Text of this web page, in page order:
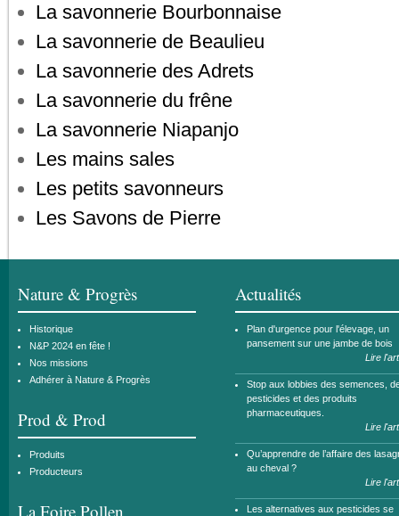
La savonnerie Bourbonnaise
La savonnerie de Beaulieu
La savonnerie des Adrets
La savonnerie du frêne
La savonnerie Niapanjo
Les mains sales
Les petits savonneurs
Les Savons de Pierre
Nature & Progrès
Historique
N&P 2024 en fête !
Nos missions
Adhérer à Nature & Progrès
Prod & Prod
Produits
Producteurs
La Foire Pollen
Actualités
Plan d'urgence pour l'élevage, un
pansement sur une jambe de bois
Lire
Stop aux lobbies des semences,
pesticides et des produits
pharmaceutiques.
Lire
Qu’apprendre de l’affaire des
au cheval ?
Lire
Les alternatives aux pesticides se